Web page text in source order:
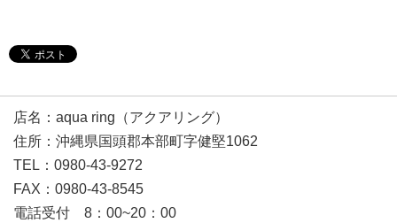
店名：aqua ring（アクアリング）
住所：沖縄県国頭郡本部町字健堅1062
TEL：0980-43-9272
FAX：0980-43-8545
電話受付 8：00~20：00